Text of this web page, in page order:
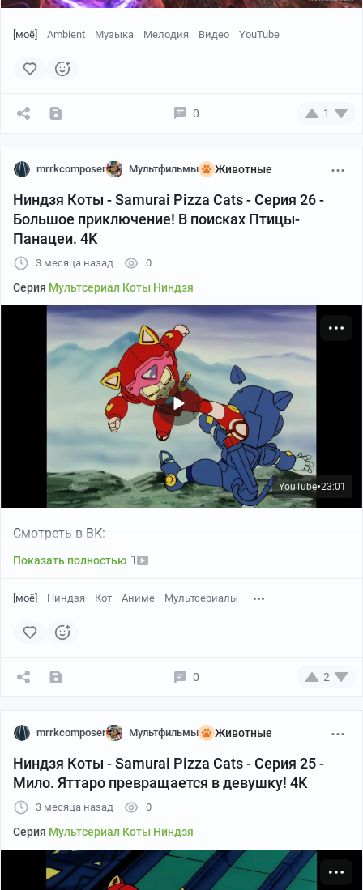
[моё] Ambient Музыка Мелодия Видео YouTube
0 1
mrrkcomposer Мультфильмы Животные
Ниндзя Коты - Samurai Pizza Cats - Серия 26 -
Большое приключение! В поисках Птицы-
Панацеи. 4K
3 месяца назад 0
Серия Мультсериал Коты Ниндзя
YouTube●23:01
Смотреть в ВК:
Показать полностью 1
[моё] Ниндзя Кот Аниме Мультсериалы
0 2
mrrkcomposer Мультфильмы Животные
Ниндзя Коты - Samurai Pizza Cats - Серия 25 -
Мило. Яттаро превращается в девушку! 4K
3 месяца назад 0
Серия Мультсериал Коты Ниндзя